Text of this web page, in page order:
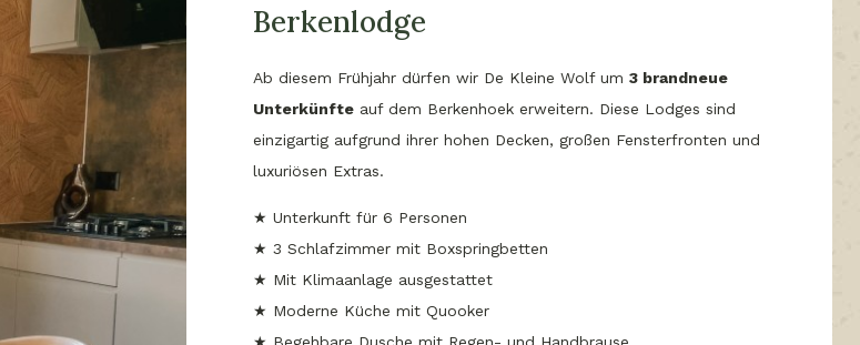
Berkenlodge
Ab diesem Frühjahr dürfen wir De Kleine Wolf um 3 brandneue
Unterkünfteauf dem Berkenhoek erweitern. Diese Lodges sind
einzigartig aufgrund ihrer hohen Decken, großen Fensterfronten und
luxuriösen Extras.
★ Unterkunft für 6 Personen
★ 3 Schlafzimmer mit Boxspringbetten
★ Mit Klimaanlage ausgestattet
★ Moderne Küche mit Quooker